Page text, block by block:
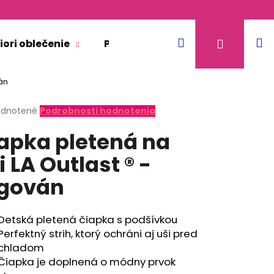
oblečenie Pre dospelých Doplnkový
Hľadať
Podrobnosti hodnotenia
pletená na
LA Outlast ® -
pletená čiapka s podšívkou
strih, ktorý ochráni aj uši pred
je doplnená o módny prvok
TENKÉ VÝSTRIH U